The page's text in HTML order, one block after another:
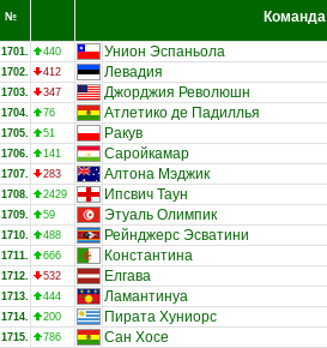
№ Команда
1701. 440 Унион Эспаньола
1702. 412 Левадия
1703. 347 Джорджия Революшн
1704. 76 Атлетико де Падиллья
1705. 51 Ракув
1706. 141 Саройкамар
1707. 283 Алтона Мэджик
1708. 2429 Ипсвич Таун
1709. 59 Этуаль Олимпик
1710. 488 Рейнджерс Эсватини
1711. 666 Константина
1712. 532 Елгава
1713. 444 Ламантинуа
1714. 200 Пирата Хуниорс
1715. 786 Сан Хосе